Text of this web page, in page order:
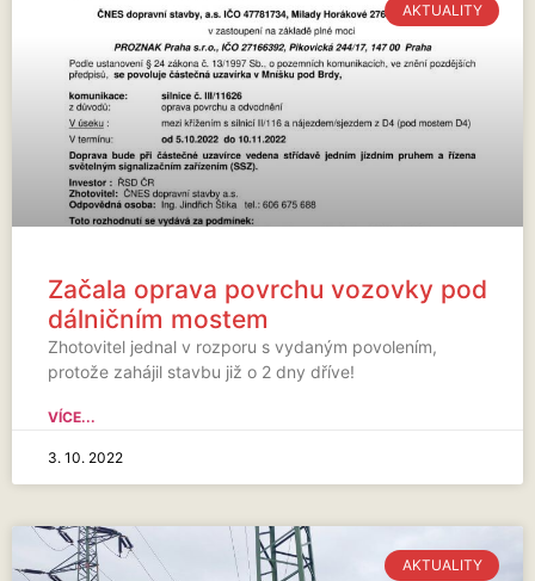
AKTUALITY
Začala oprava povrchu vozovky pod
dálničním mostem
Zhotovitel jednal v rozporu s vydaným povolením,
protože zahájil stavbu již o 2 dny dříve!
VÍCE...
3. 10. 2022
AKTUALITY